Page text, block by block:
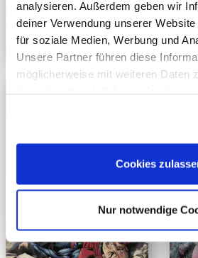
analysieren. Außerdem geben wir
deiner Verwendung unserer
für soziale Medien, Werbung und
Unsere Partner führen diese
möglicherweise mit weiteren Daten
Cookies
Nur notwendige